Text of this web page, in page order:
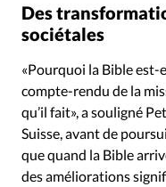
Des
sociétales
«Pourquoi la Bible est-
compte-rendu de la
qu’il fait», a souligné
Suisse, avant de
que quand la Bible
des améliorations